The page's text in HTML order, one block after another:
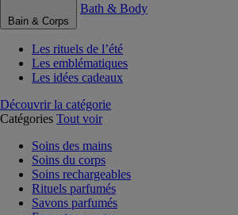
Bain & Corps
Bath & Body
Les rituels de l’été
Les emblématiques
Les idées cadeaux
Découvrir la catégorie
Catégories Tout voir
Soins des mains
Soins du corps
Soins rechargeables
Rituels parfumés
Savons parfumés